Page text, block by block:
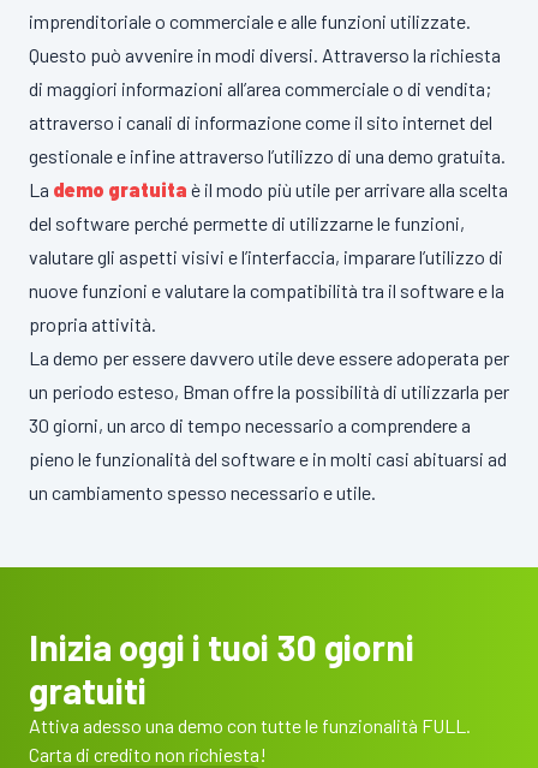
imprenditoriale o commerciale e alle funzioni utilizzate.
Questo può avvenire in modi diversi. Attraverso la richiesta
di maggiori informazioni all’area commerciale o di vendita;
attraverso i canali di informazione come il sito internet del
gestionale e infine attraverso l’utilizzo di una demo gratuita.
La demo gratuita è il modo più utile per arrivare alla scelta
del software perché permette di utilizzarne le funzioni,
valutare gli aspetti visivi e l’interfaccia, imparare l’utilizzo di
nuove funzioni e valutare la compatibilità tra il software e la
propria attività.
La demo per essere davvero utile deve essere adoperata per
un periodo esteso, Bman offre la possibilità di utilizzarla per
30 giorni, un arco di tempo necessario a comprendere a
pieno le funzionalità del software e in molti casi abituarsi ad
un cambiamento spesso necessario e utile.
Inizia oggi i tuoi 30 giorni
gratuiti
Attiva adesso una demo con tutte le funzionalità FULL.
Carta di credito non richiesta!